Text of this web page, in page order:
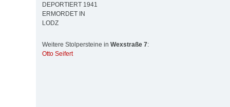
DEPORTIERT 1941
ERMORDET IN
LODZ
Weitere Stolpersteine in Wexstraße 7:
Otto Seifert